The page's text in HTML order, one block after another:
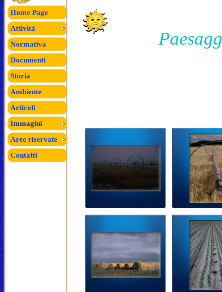
Home Page
Attività
Normativa
Documenti
Storia
Ambiente
Articoli
Immagini
Aree riservate
Contatti